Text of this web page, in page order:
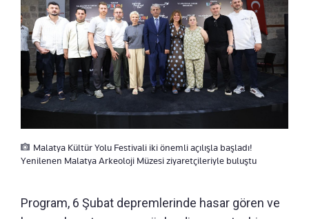
Malatya Kültür Yolu Festivali iki önemli açılışla başladı!
Yenilenen Malatya Arkeoloji Müzesi ziyaretçileriyle buluştu
Program, 6 Şubat depremlerinde hasar gören ve